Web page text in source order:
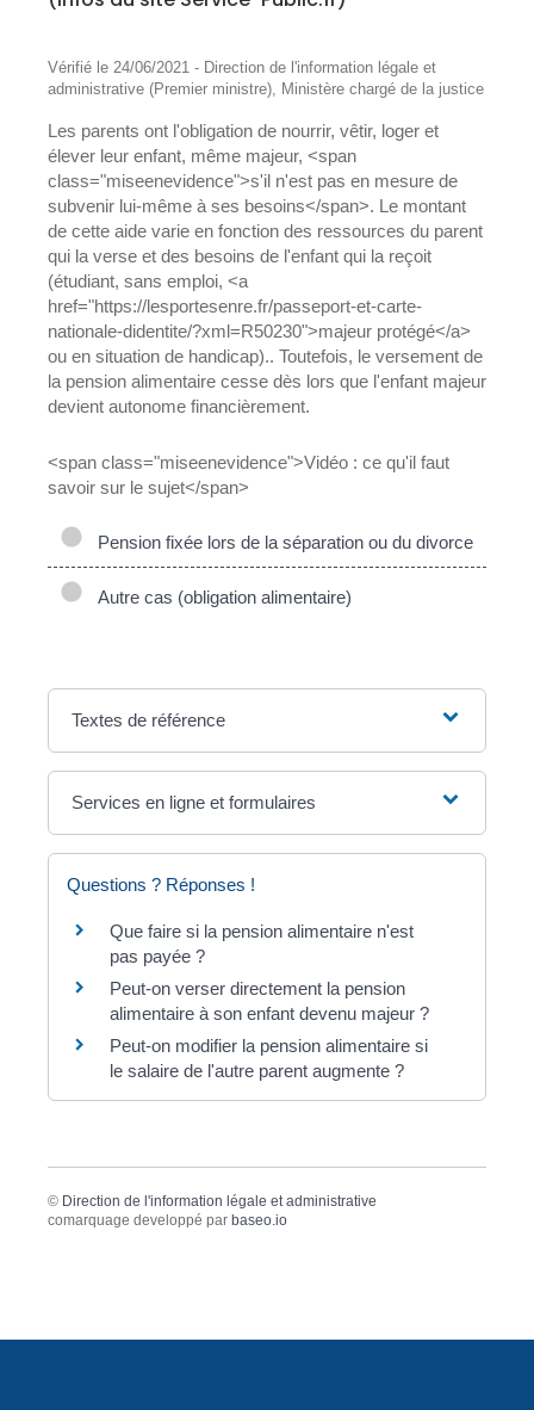
Vérifié le 24/06/2021 - Direction de l'information légale et
administrative (Premier ministre), Ministère chargé de la justice
Les parents ont l'obligation de nourrir, vêtir, loger et
élever leur enfant, même majeur, <span
class="miseenevidence">s'il n'est pas en mesure de
subvenir lui-même à ses besoins</span>. Le montant
de cette aide varie en fonction des ressources du parent
qui la verse et des besoins de l'enfant qui la reçoit
(étudiant, sans emploi, <a
href="https://lesportesenre.fr/passeport-et-carte-
nationale-didentite/?xml=R50230">majeur protégé</a>
ou en situation de handicap).. Toutefois, le versement de
la pension alimentaire cesse dès lors que l'enfant majeur
devient autonome financièrement.
<span class="miseenevidence">Vidéo : ce qu'il faut
savoir sur le sujet</span>
Pension fixée lors de la séparation ou du divorce
Autre cas (obligation alimentaire)
Textes de référence
Services en ligne et formulaires
Questions ? Réponses !
Que faire si la pension alimentaire n'est
pas payée ?
Peut-on verser directement la pension
alimentaire à son enfant devenu majeur ?
Peut-on modifier la pension alimentaire si
le salaire de l'autre parent augmente ?
© Direction de l'information légale et administrative
comarquage developpé par baseo.io